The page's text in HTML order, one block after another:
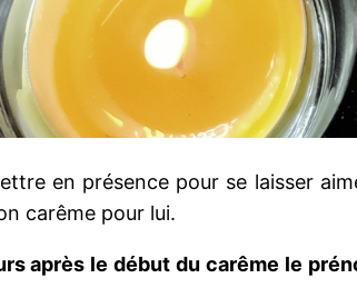
en présence pour se laisser
carême pour lui.
après le début du carême le